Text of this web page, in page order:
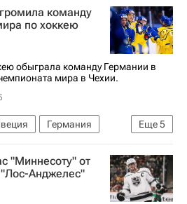
команду
по хоккею
обыграла команду Германии в
мира в Чехии.
Еще5
Германия
Эрик Карлссон
хоккея (IIHF)
"Миннесоту" от
Анджелес"